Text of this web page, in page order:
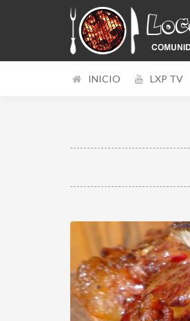
INICIO LXP TV